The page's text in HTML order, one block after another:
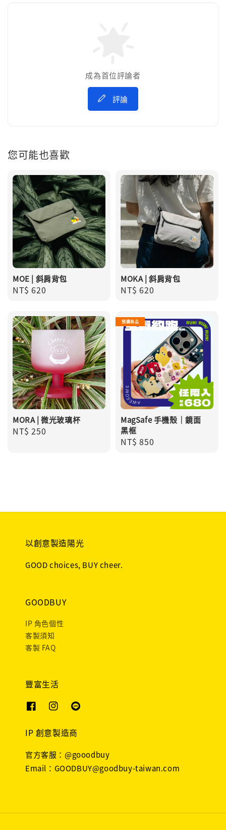
成為首位評論者
評論
您可能也喜歡
MOE | 斜肩背包
Regular
NT$ 620
MOKA | 斜肩背包
Regular
NT$ 620
MORA | 微光玻璃杯
Regular
NT$ 250
預購商品
MagSafe 手機殼｜鏡面
黑框
Regular
NT$ 850
以創意製造陽光
GOOD choices, BUY cheer.
GOODBUY
IP 角色個性
客製須知
客製 FAQ
豐富生活
IP 創意製造商
官方客服：@gooodbuy
Email：GOODBUY@goodbuy-taiwan.com